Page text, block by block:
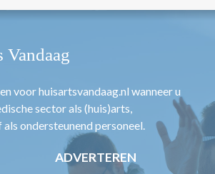
voor huisartsvandaag.nl wanneer u
sector als (huis)arts,
ondersteunend personeel.
ADVERTEREN